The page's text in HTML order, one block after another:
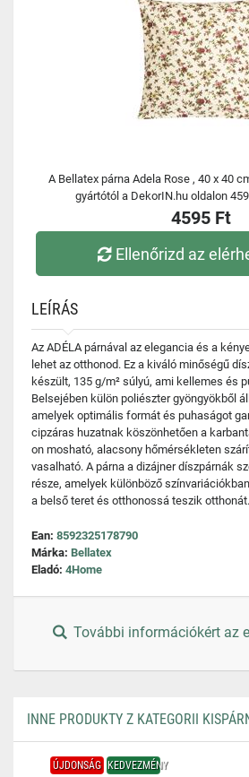
A Bellatex párna Adela Rose , 40 x 40
gyártótól a DekorIN.hu oldalon
4595 Ft
Ellenőrizd az
LEÍRÁS
Az ADÉLA párnával az elegancia és a
lehet az otthonod. Ez a kiváló minőségű
készült, 135 g/m² súlyú, ami kellemes és
Belsejében külön poliészter gyöngyökből
amelyek optimális formát és puhaságot
cipzáras huzatnak köszönhetően a
on mosható, alacsony hőmérsékleten
vasalható. A párna a dizájner díszpárnák
része, amelyek különböző
a belső teret és otthonossá teszik otthonát.
Ean: 8592325178790
Márka: Bellatex
Eladó: 4Home
További információkért az
INNE PRODUKTY Z KATEGORII
ÚJDONSÁG KEDVEZMÉNY